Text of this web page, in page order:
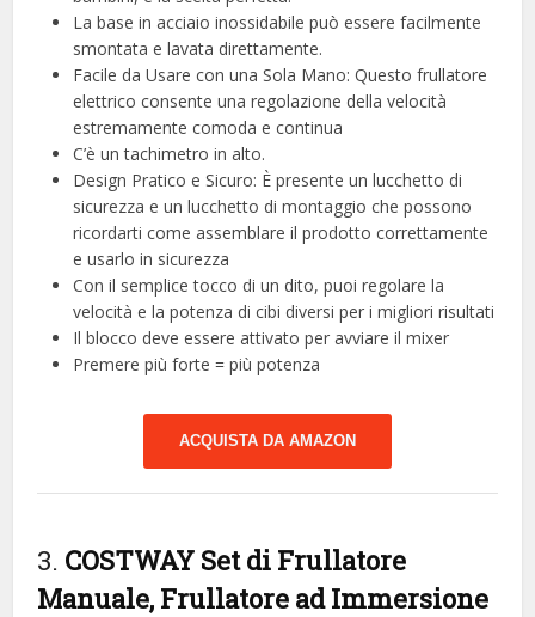
La base in acciaio inossidabile può essere facilmente
smontata e lavata direttamente.
Facile da Usare con una Sola Mano: Questo frullatore
elettrico consente una regolazione della velocità
estremamente comoda e continua
C’è un tachimetro in alto.
Design Pratico e Sicuro: È presente un lucchetto di
sicurezza e un lucchetto di montaggio che possono
ricordarti come assemblare il prodotto correttamente
e usarlo in sicurezza
Con il semplice tocco di un dito, puoi regolare la
velocità e la potenza di cibi diversi per i migliori risultati
Il blocco deve essere attivato per avviare il mixer
Premere più forte = più potenza
ACQUISTA DA AMAZON
3. COSTWAY Set di Frullatore
Manuale, Frullatore ad Immersione